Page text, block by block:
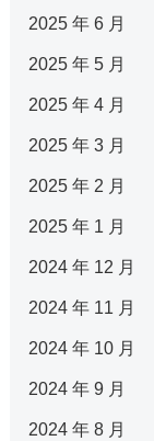
2025 年 6 月
2025 年 5 月
2025 年 4 月
2025 年 3 月
2025 年 2 月
2025 年 1 月
2024 年 12 月
2024 年 11 月
2024 年 10 月
2024 年 9 月
2024 年 8 月